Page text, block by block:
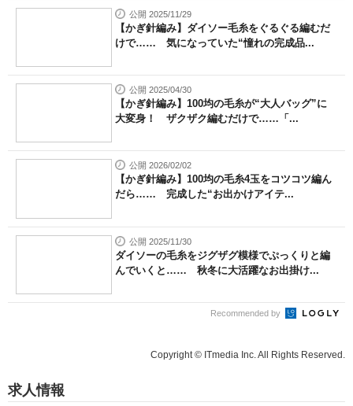
公開 2025/11/29
【かぎ針編み】ダイソー毛糸をぐるぐる編むだ
けで…… 気になっていた“憧れの完成品...
公開 2025/04/30
【かぎ針編み】100均の毛糸が“大人バッグ”に
大変身！ ザクザク編むだけで……「...
公開 2026/02/02
【かぎ針編み】100均の毛糸4玉をコツコツ編ん
だら…… 完成した“お出かけアイテ...
公開 2025/11/30
ダイソーの毛糸をジグザグ模様でぷっくりと編
んでいくと…… 秋冬に大活躍なお出掛け...
Recommended by
Copyright © ITmedia Inc. All Rights Reserved.
求人情報